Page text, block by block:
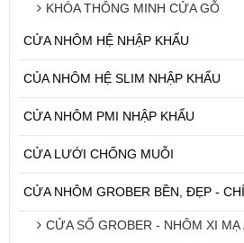
KHÓA THÔNG MINH CỬA GỖ
CỬA NHÔM HỆ NHẬP KHẨU
CỦA NHÔM HỆ SLIM NHẬP KHẨU
CỬA NHÔM PMI NHẬP KHẨU
CỬA LƯỚI CHỐNG MUỖI
CỬA NHÔM GROBER BỀN, ĐẸP -
CỬA SỔ GROBER - NHÔM XI MẠ